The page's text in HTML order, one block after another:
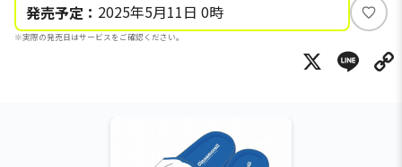
発売予定： 2025年5月11日 0時
※実際の発売日はサービスをご確認ください。
い
ね
X